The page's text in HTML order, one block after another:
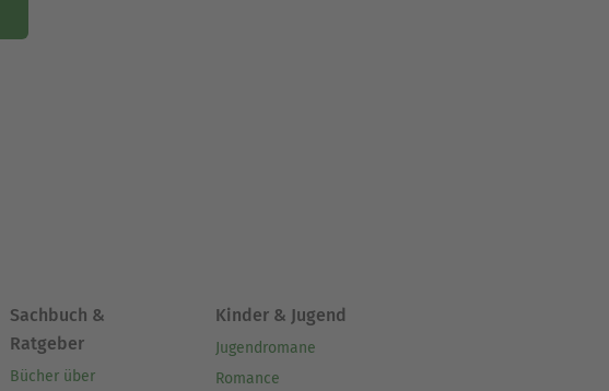
Sachbuch &
Ratgeber
Bücher über
Kinder & Jugend
Jugendromane
Romance